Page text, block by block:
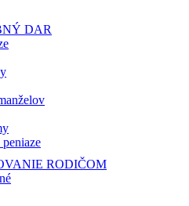
DAR
RODIČOM